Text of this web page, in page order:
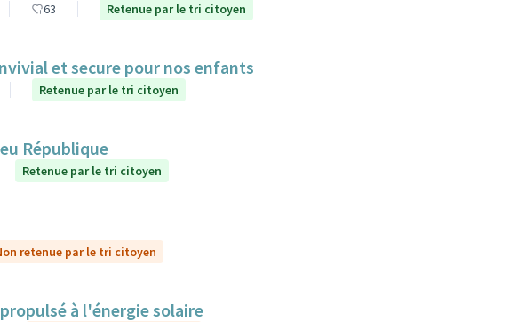
63 Retenue par le tri citoyen
et secure pour nos enfants
Retenue par le tri citoyen
République
Retenue par le tri citoyen
retenue par le tri citoyen
à l'énergie solaire